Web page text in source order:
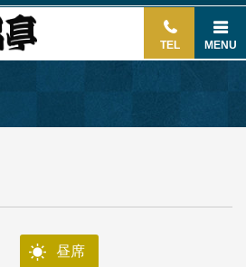
TEL MENU
昼席